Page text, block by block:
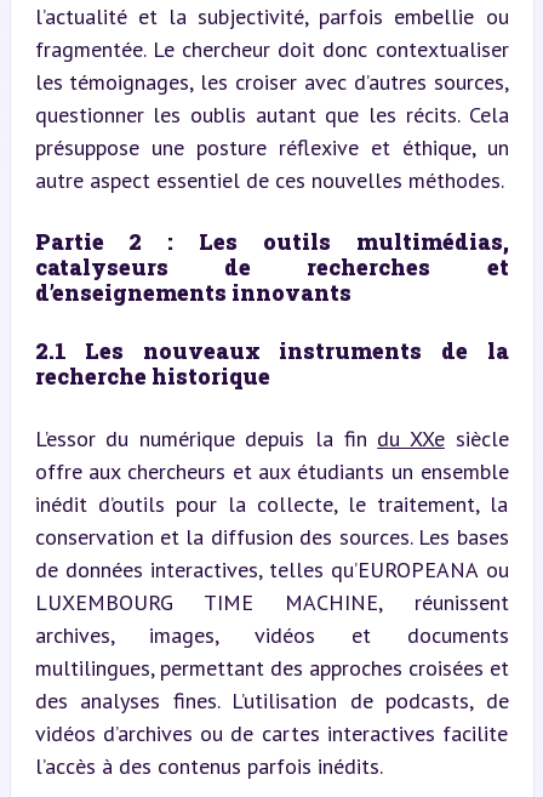
l’actualité et la subjectivité, parfois embellie ou
fragmentée. Le chercheur doit donc contextualiser
les témoignages, les croiser avec d’autres sources,
questionner les oublis autant que les récits. Cela
présuppose une posture réflexive et éthique, un
autre aspect essentiel de ces nouvelles méthodes.
Partie 2 : Les outils multimédias,
catalyseurs de recherches et
d’enseignements innovants
2.1 Les nouveaux instruments de la
recherche historique
L’essor du numérique depuis la fin du XXe siècle
offre aux chercheurs et aux étudiants un ensemble
inédit d’outils pour la collecte, le traitement, la
conservation et la diffusion des sources. Les bases
de données interactives, telles qu’EUROPEANA ou
LUXEMBOURG TIME MACHINE, réunissent
archives, images, vidéos et documents
multilingues, permettant des approches croisées et
des analyses fines. L’utilisation de podcasts, de
vidéos d’archives ou de cartes interactives facilite
l’accès à des contenus parfois inédits.